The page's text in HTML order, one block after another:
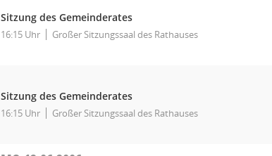
Sitzung des Gemeinderates
16:15 Uhr Großer Sitzungssaal des Rathauses
Sitzung des Gemeinderates
16:15 Uhr Großer Sitzungssaal des Rathauses